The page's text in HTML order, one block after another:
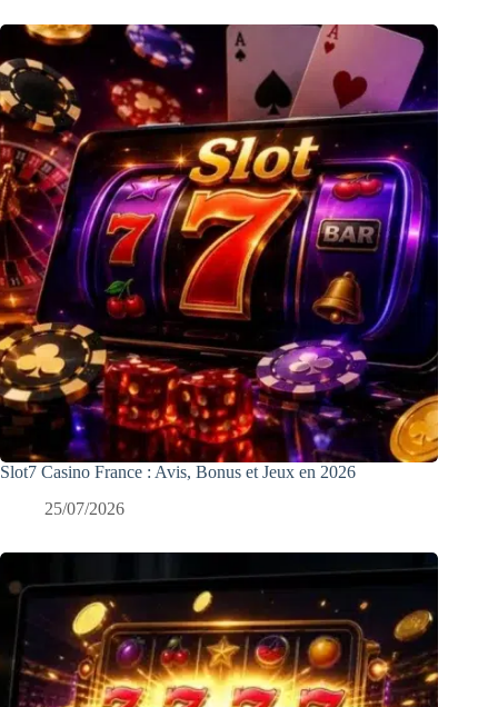
Slot7 Casino France : Avis, Bonus et Jeux en 2026
25/07/2026